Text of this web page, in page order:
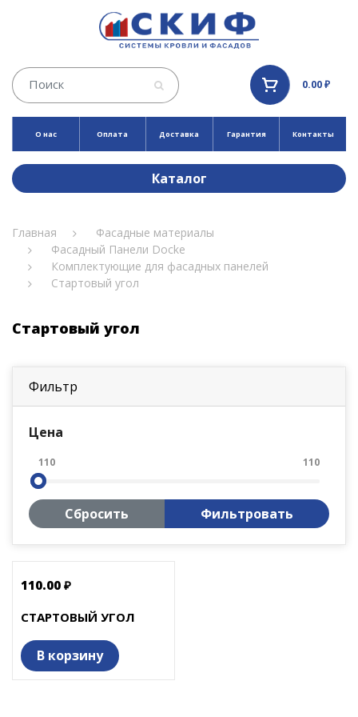
0.00 ₽
О нас Оплата Доставка Гарантия Контакты
Каталог
Главная
Фасадные материалы
Фасадный Панели Docke
Комплектующие для фасадных панелей
Стартовый угол
Стартовый угол
Фильтр
Цена
110 110
Сбросить Фильтровать
110.00 ₽
СТАРТОВЫЙ УГОЛ
В корзину